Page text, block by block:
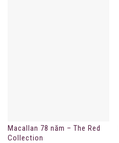
Macallan 78 năm – The Red
Collection